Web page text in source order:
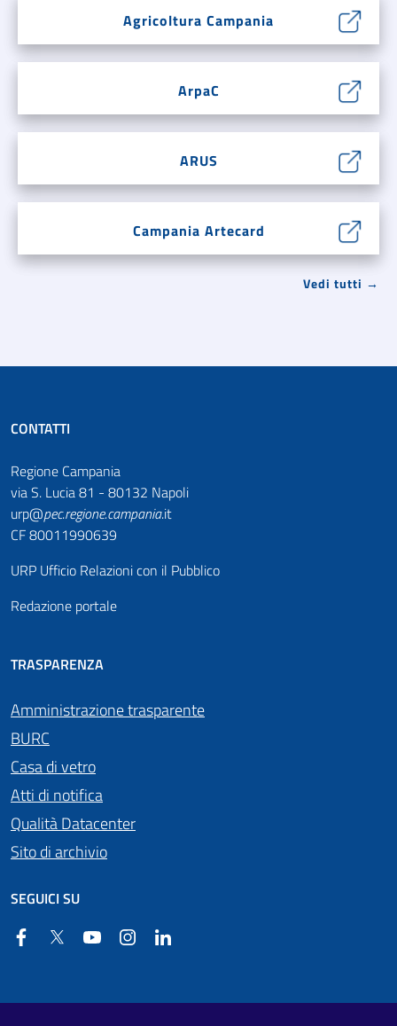
Agricoltura Campania
ArpaC
ARUS
Campania Artecard
Vedi tutti →
CONTATTI
Regione Campania
via S. Lucia 81 - 80132 Napoli
urp@pec.regione.campania.it
CF 80011990639
URP Ufficio Relazioni con il Pubblico
Redazione portale
TRASPARENZA
Amministrazione trasparente
BURC
Casa di vetro
Atti di notifica
Qualità Datacenter
Sito di archivio
SEGUICI SU
FacebookTwitter YouTube Instagram
Useful links section